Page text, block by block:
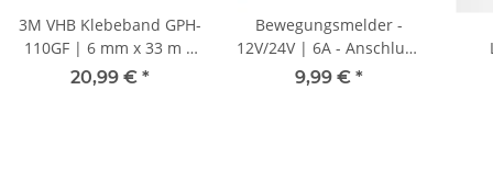
3M VHB Klebeband GPH-
110GF | 6 mm x 33 m |
passend für CBV1
20,99 € *
Bewegungsmelder -
12V/24V | 6A - Anschluss
steckbar
9,99 € *